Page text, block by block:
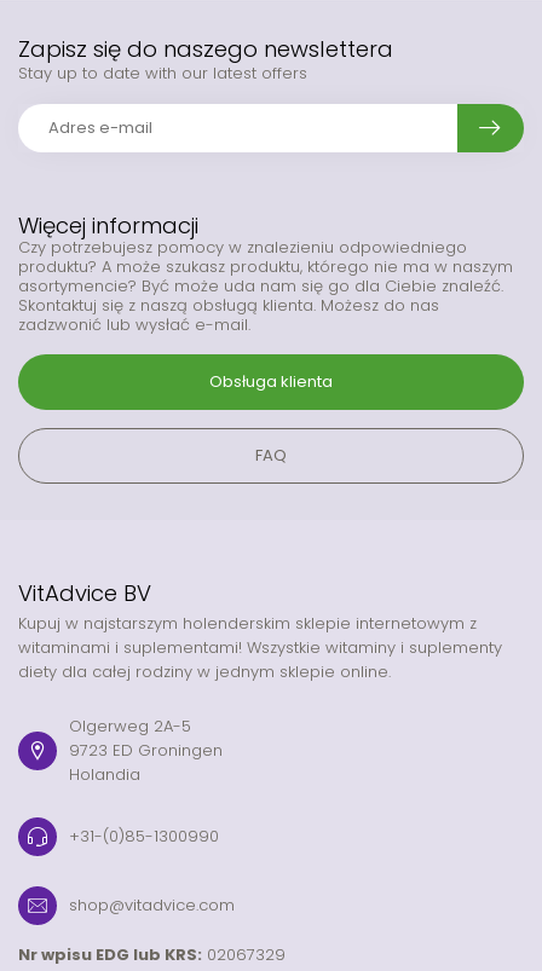
Więcej informacji
Czy potrzebujesz pomocy w znalezieniu odpowiedniego
produktu? A może szukasz produktu, którego nie ma w naszym
asortymencie? Być może uda nam się go dla Ciebie znaleźć.
Skontaktuj się z naszą obsługą klienta. Możesz do nas
zadzwonić lub wysłać e-mail.
Obsługa klienta
FAQ
Zapisz się do naszego newslettera
Stay up to date with our latest offers
VitAdvice BV
Kupuj w najstarszym holenderskim sklepie internetowym z
witaminami i suplementami! Wszystkie witaminy i suplementy
diety dla całej rodziny w jednym sklepie online.
Olgerweg 2A-5
9723 ED Groningen
Holandia
+31-(0)85-1300990
shop@vitadvice.com
Nr wpisu EDG lub KRS: 02067329